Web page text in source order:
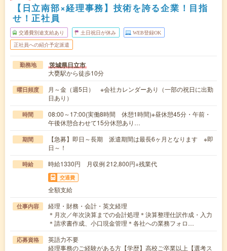
【日立南部×経理事務】技術を誇る企業！目指
せ！正社員
交通費別途支給あり 土日祝日が休み WEB登録OK
正社員への紹介予定派遣
勤務地 茨城県日立市
大甕駅から徒歩10分
曜日頻度
月～金（週5日） ※会社カレンダーあり（一部の祝日に出勤
日あり）
時間
08:00～17:00(実働8時間 休憩1時間)※昼休憩45分・午前・
午後休憩合わせて15分休憩あり…
期間
【急募】即日～長期 派遣期間は最長6ヶ月となります ※即
日～！
時給 時給1330円 月収例 212,800円+残業代
交通費
全額支給
仕事内容
経理・財務・会計・英文経理
＊月次／年次決算までの会計処理＊決算整理仕訳作成・入力
＊請求書作成、小口現金管理＊各社への業務フォロ…
応募資格
英語力不要
経理事務のご経験がある方【学歴】高校ご卒業以上【選考ス